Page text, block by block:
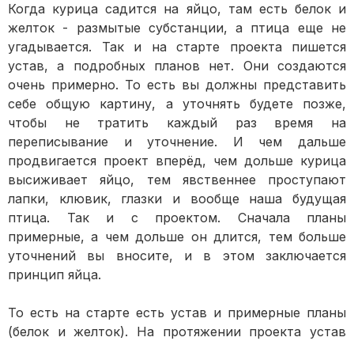
Когда курица садится на яйцо, там есть белок и
желток - размытые субстанции, а птица еще не
угадывается. Так и на старте проекта пишется
устав, а подробных планов нет. Они создаются
очень примерно. То есть вы должны представить
себе общую картину, а уточнять будете позже,
чтобы не тратить каждый раз время на
переписывание и уточнение. И чем дальше
продвигается проект вперёд, чем дольше курица
высиживает яйцо, тем явственнее проступают
лапки, клювик, глазки и вообще наша будущая
птица. Так и с проектом. Сначала планы
примерные, а чем дольше он длится, тем больше
уточнений вы вносите, и в этом заключается
принцип яйца.
То есть на старте есть устав и примерные планы
(белок и желток). На протяжении проекта устав